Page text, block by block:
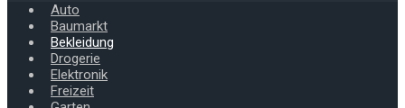
Auto
Baumarkt
Bekleidung
Drogerie
Elektronik
Freizeit